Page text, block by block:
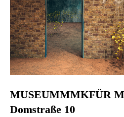
MUSEUMMMKFÜR
Domstraße 10